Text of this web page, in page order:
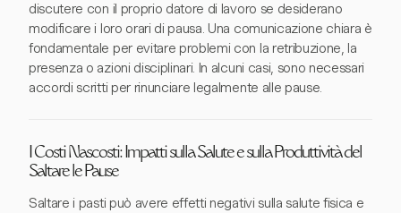
discutere con il proprio datore di lavoro se desiderano
modificare i loro orari di pausa. Una comunicazione chiara è
fondamentale per evitare problemi con la retribuzione, la
presenza o azioni disciplinari. In alcuni casi, sono necessari
accordi scritti per rinunciare legalmente alle pause.
I Costi Nascosti: Impatti sulla Salute e sulla Produttività del
Saltare le Pause
Saltare i pasti può avere effetti negativi sulla salute fisica e